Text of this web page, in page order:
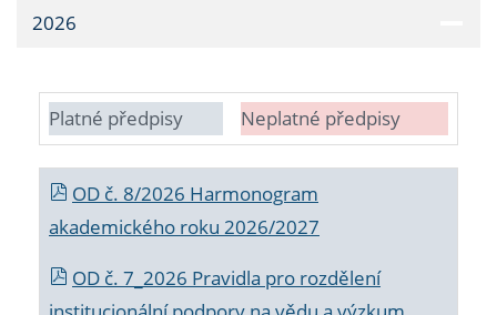
2026
Platné předpisy Neplatné předpisy
OD č. 8/2026 Harmonogram
akademického roku 2026/2027
OD č. 7_2026 Pravidla pro rozdělení